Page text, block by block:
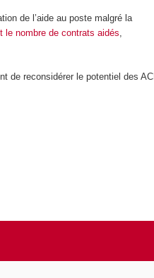
de l’aide au poste malgré la
le nombre de contrats aidés,
de reconsidérer le potentiel des ACI